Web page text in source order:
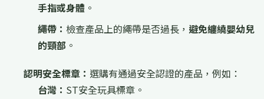
手指或身體 。
繩帶： 檢查產品上的繩帶是否過長， 避免纏繞嬰幼兒
的頸部 。
認明安全標章： 選購有通過安全認證的產品，例如：
台灣： ST安全玩具標章。